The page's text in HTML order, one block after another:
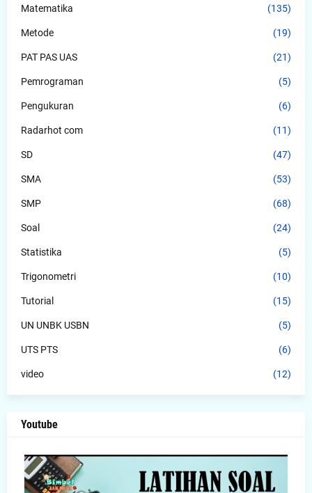
Matematika (135)
Metode (19)
PAT PAS UAS (21)
Pemrograman (5)
Pengukuran (6)
Radarhot com (11)
SD (47)
SMA (53)
SMP (68)
Soal (24)
Statistika (5)
Trigonometri (10)
Tutorial (15)
UN UNBK USBN (5)
UTS PTS (6)
video (12)
Youtube